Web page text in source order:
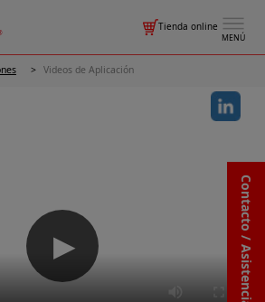
MENÚ
Tienda online
Contacto / Asistencia
Videos de Aplicación
▶